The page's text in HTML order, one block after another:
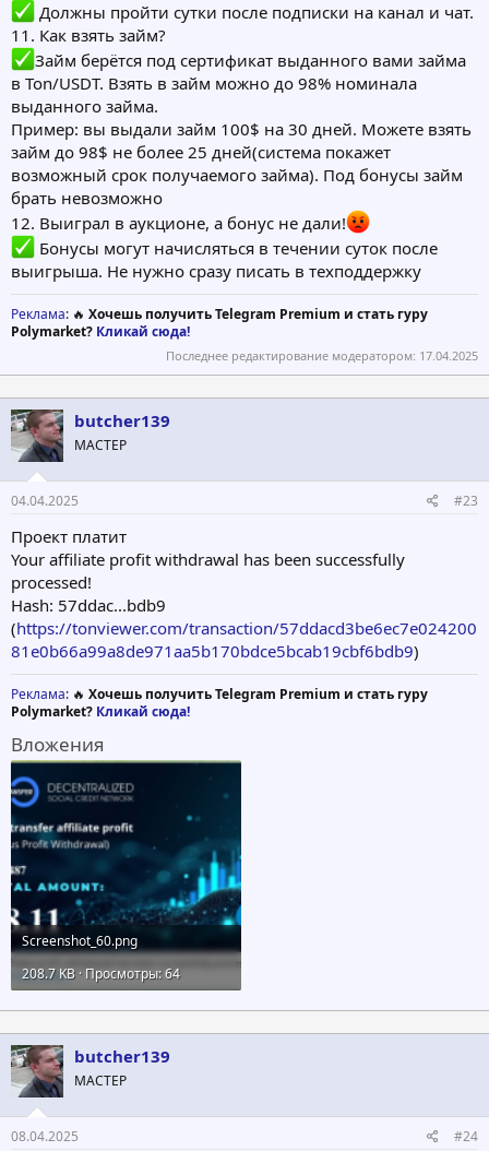
Должны пройти сутки после подписки на канал и чат.
11. Как взять займ?
Займ берётся под сертификат выданного вами займа
в Ton/USDT. Взять в займ можно до 98% номинала
выданного займа.
Пример: вы выдали займ 100$ на 30 дней. Можете взять
займ до 98$ не более 25 дней(система покажет
возможный срок получаемого займа). Под бонусы займ
брать невозможно
12. Выиграл в аукционе, а бонус не дали!
Бонусы могут начисляться в течении суток после
выигрыша. Не нужно сразу писать в техподдержку
Реклама: 🔥 Хочешь получить Telegram Premium и стать гуру
Polymarket? Кликай сюда!
Последнее редактирование модератором: 17.04.2025
butcher139
МАСТЕР
04.04.2025 #23
Проект платит
Your affiliate profit withdrawal has been successfully
processed!
Hash: 57ddac...bdb9
(https://tonviewer.com/transaction/57ddacd3be6ec7e024200
81e0b66a99a8de971aa5b170bdce5bcab19cbf6bdb9)
Реклама: 🔥 Хочешь получить Telegram Premium и стать гуру
Polymarket? Кликай сюда!
Вложения
Screenshot_60.png
208.7 KB · Просмотры: 64
butcher139
МАСТЕР
08.04.2025 #24